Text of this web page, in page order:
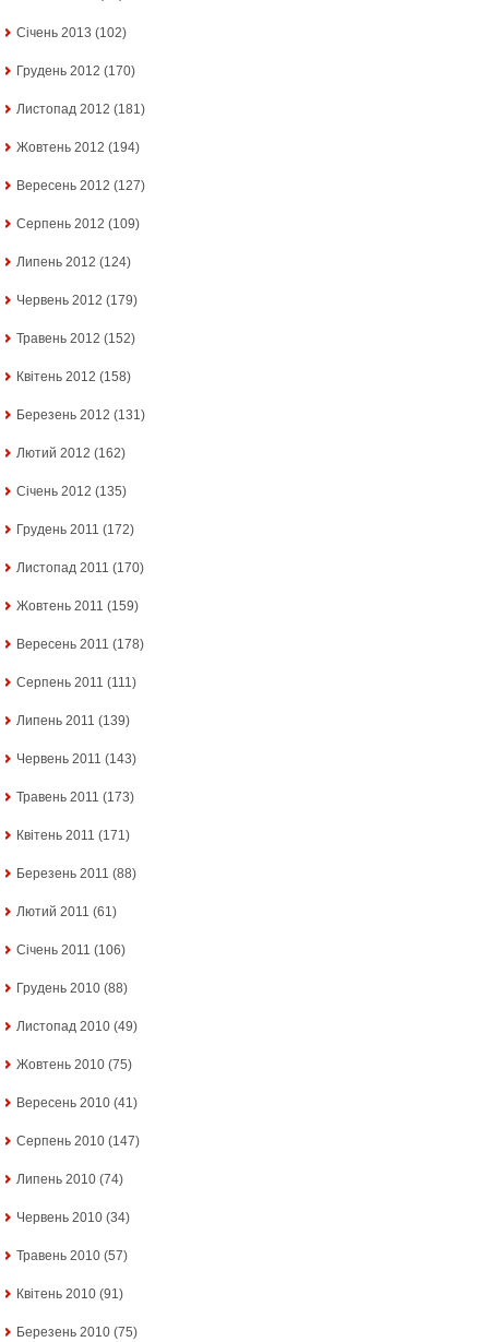
Січень 2013 (102)
Грудень 2012 (170)
Листопад 2012 (181)
Жовтень 2012 (194)
Вересень 2012 (127)
Серпень 2012 (109)
Липень 2012 (124)
Червень 2012 (179)
Травень 2012 (152)
Квітень 2012 (158)
Березень 2012 (131)
Лютий 2012 (162)
Січень 2012 (135)
Грудень 2011 (172)
Листопад 2011 (170)
Жовтень 2011 (159)
Вересень 2011 (178)
Серпень 2011 (111)
Липень 2011 (139)
Червень 2011 (143)
Травень 2011 (173)
Квітень 2011 (171)
Березень 2011 (88)
Лютий 2011 (61)
Січень 2011 (106)
Грудень 2010 (88)
Листопад 2010 (49)
Жовтень 2010 (75)
Вересень 2010 (41)
Серпень 2010 (147)
Липень 2010 (74)
Червень 2010 (34)
Травень 2010 (57)
Квітень 2010 (91)
Березень 2010 (75)